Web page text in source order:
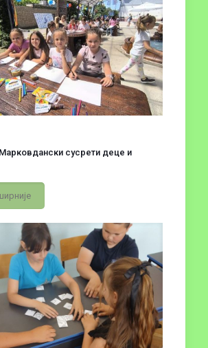
сусрети деце и